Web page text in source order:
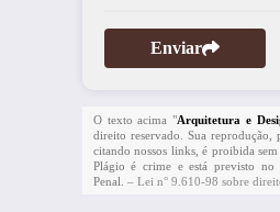
Enviar
O texto acima "Arquitetura e
direito reservado. Sua reprodução,
citando nossos links, é proibida
Plágio é crime e está previsto
Penal. – Lei n° 9.610-98 sobre